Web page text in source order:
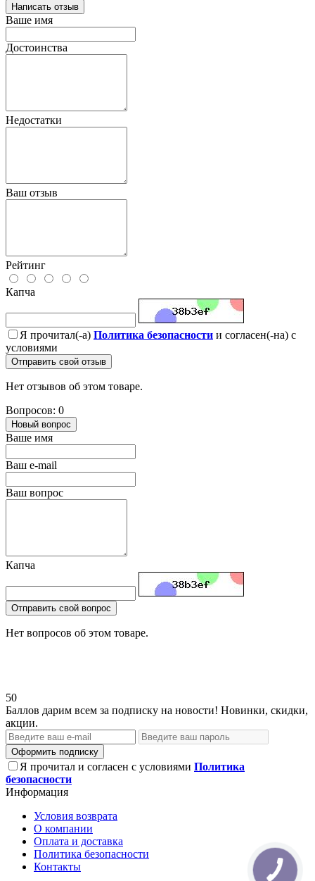
Написать отзыв
Ваше имя
Достоинства
Недостатки
Ваш отзыв
Рейтинг
Капча
Я прочитал(-а) Политика безопасности и согласен(-на) с
условиями
Отправить свой отзыв
Нет отзывов об этом товаре.
Вопросов: 0
Новый вопрос
Ваше имя
Ваш e-mail
Ваш вопрос
Капча
Отправить свой вопрос
Нет вопросов об этом товаре.
50
Баллов дарим всем за подписку на новости! Новинки, скидки,
акции.
Оформить подписку
Я прочитал и согласен с условиями Политика
безопасности
Информация
Условия возврата
О компании
Оплата и доставка
Политика безопасности
Контакты